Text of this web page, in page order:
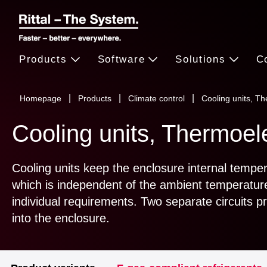
Homepage Products Climate control Cooling units,
Products Software Solutions
Cooling units,
Cooling units keep the enclosure internal
which is independent of the ambient
individual requirements. Two separate circuits
into the enclosure.